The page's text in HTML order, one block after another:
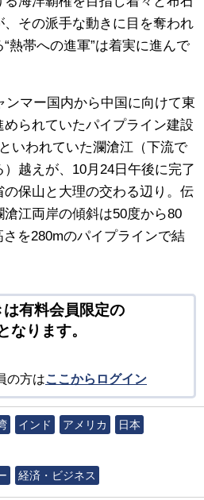
その派手な動きに目を奪われ
熱帯への進軍”は着実に進んで
マー国内から中国に向けて東
られていたパイプライン建設
いわれていた瀾滄江（下流で
越えが、10月24日午後に完了
の保山と大理の交わる辺り。伝
江両岸の傾斜は50度から80
を280mのパイプラインで結
は有料会員限定の
なります。
の方はここからログイン
インド アメリカ
日本
経済・ビジネス